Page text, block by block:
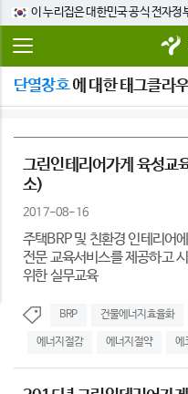
이 누리집은 대한민국 공식 전자정
단열창호에 대한 태그클라
그린인테리어가게 육성교
소)
2017-08-16
주택BRP 및 친환경 인테리어
전문 교육서비스를 제공하고
위한 실무교육
BRP 건물에너지효율화
에너지절감 에너지절약 에